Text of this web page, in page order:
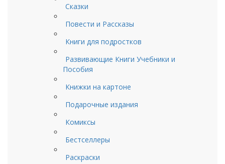
Сказки
Повести и Рассказы
Книги для подростков
Развивающие Книги Учебники и
Пособия
Книжки на картоне
Подарочные издания
Комиксы
Бестселлеры
Раскраски